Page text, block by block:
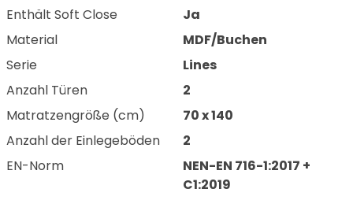
Enthält Soft Close
Ja
Material
MDF/Buchen
Serie
Lines
Anzahl Türen
2
Matratzengröße (cm)
70 x 140
Anzahl der Einlegeböden
2
EN-Norm
NEN-EN 716-1:2017 +
C1:2019